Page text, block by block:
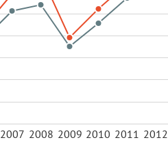
2007 2008 2009 2010 2011 2012